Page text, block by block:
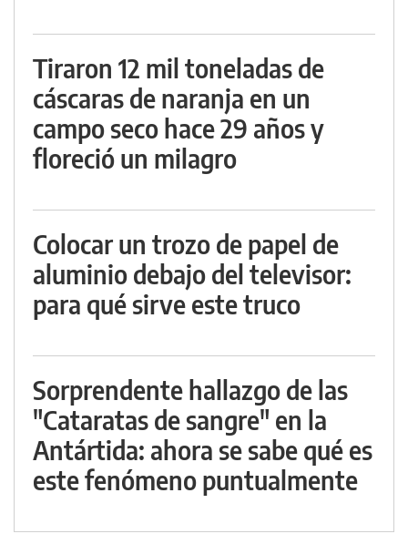
Tiraron 12 mil toneladas de
cáscaras de naranja en un
campo seco hace 29 años y
floreció un milagro
Colocar un trozo de papel de
aluminio debajo del televisor:
para qué sirve este truco
Sorprendente hallazgo de las
"Cataratas de sangre" en la
Antártida: ahora se sabe qué es
este fenómeno puntualmente